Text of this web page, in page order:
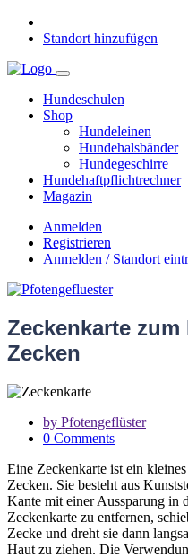
Standort hinzufügen
Hundeschulen
Shop
Hundeleinen
Hundehalsbänder
Hundegeschirre
Hundehaftpflichtrechner
Magazin
Anmelden
Registrieren
Anmelden / Standort
Zeckenkarte
Zecken
by Pfotengeflüster
0 Comments
Eine Zeckenkarte ist ein
Zecken. Sie besteht aus
Kante mit einer Aussparung in
Zeckenkarte zu entfernen,
Zecke und dreht sie dann
Haut zu ziehen. Die